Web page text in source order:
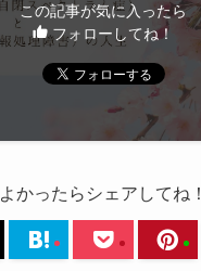
この記事が気に入ったら
フォローしてね！
よかったらシェアしてね！